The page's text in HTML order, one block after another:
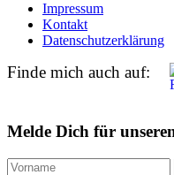
Impressum
Kontakt
Datenschutzerklärung
Finde mich auch auf:
Melde Dich für